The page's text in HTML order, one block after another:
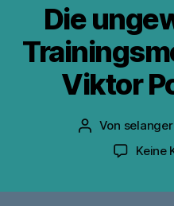
Die
Viktor
Beitragsautor
Von selanger
Keine